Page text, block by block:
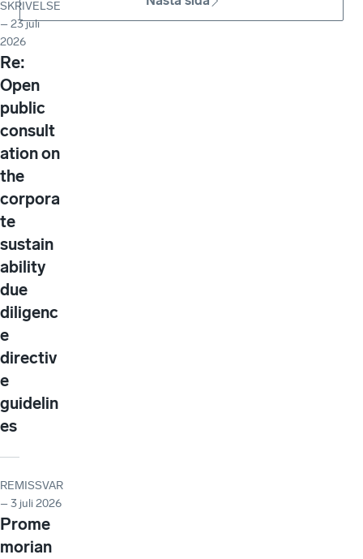
SKRIVELSE
– 23 juli
2026
Re:
Open
public
consult
ation on
the
corpora
te
sustain
ability
due
diligenc
e
directiv
e
guidelin
es
REMISSVAR
– 3 juli 2026
Prome
morian